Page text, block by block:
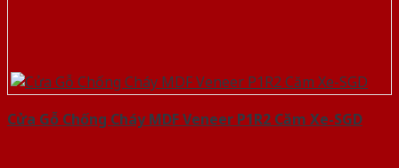
Cửa Gỗ Chống Cháy MDF Veneer P1R2 Căm Xe-SGD